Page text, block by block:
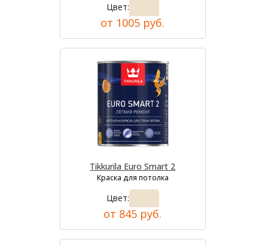
Цвет:
от 1005 руб.
Tikkurila Euro Smart 2
Краска для потолка
Цвет:
от 845 руб.